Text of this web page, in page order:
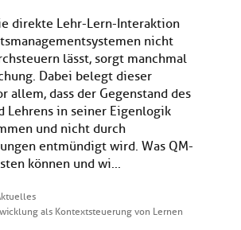
direkte Lehr-Lern-Interaktion
nicht
lässt, sorgt manchmal
Dabei belegt dieser
allem, dass der Gegenstand des
Lehrens in seiner Eigenlogik
und nicht durch
entmündigt wird. Was QM-
können und wi...
als Kontextsteuerung von Lernen